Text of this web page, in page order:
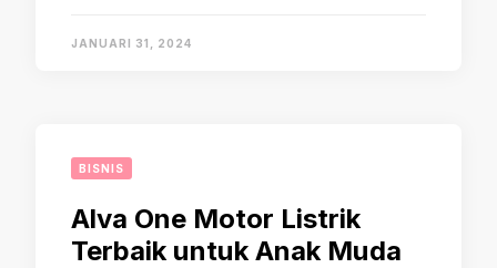
JANUARI 31, 2024
BISNIS
Alva One Motor Listrik
Terbaik untuk Anak Muda